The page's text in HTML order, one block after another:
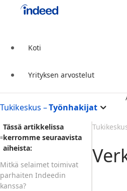
Koti
Yrityksen arvostelut
Tukikeskus – Työnhakijat
Tässä artikkelissa
kerromme seuraavista
aiheista:
Mitkä selaimet toimivat
parhaiten Indeedin
kanssa?